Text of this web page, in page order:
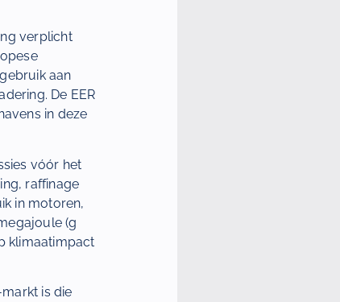
verplicht
aan
De EER
in deze
vóór het
raffinage
in motoren,
(g
klimaatimpact
is die